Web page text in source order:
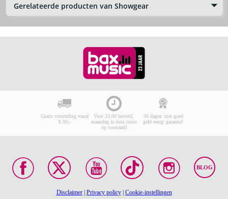
Gerelateerde producten van Showgear
Gratis verzending vanaf
€ 99,-
Voor 23:00 besteld,
maandag in huis (mits
op voorraad)
30 dagen 'niet goed
geld terug' garantie!
BLOG
Disclaimer| Privacy policy| Cookie-instellingen